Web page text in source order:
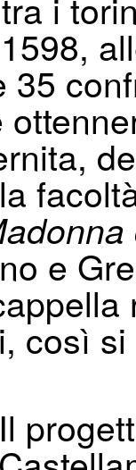
35
e
così
Il